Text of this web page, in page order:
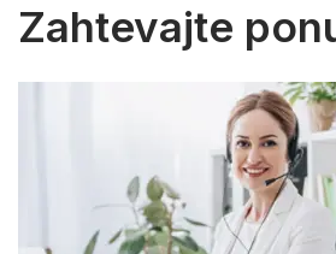
Zahtevajte